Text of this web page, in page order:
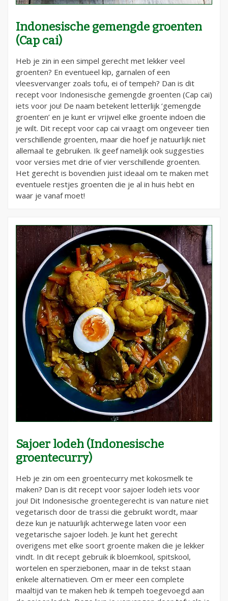
Indonesische gemengde groenten
(Cap cai)
Heb je zin in een simpel gerecht met lekker veel
groenten? En eventueel kip, garnalen of een
vleesvervanger zoals tofu, ei of tempeh? Dan is dit
recept voor Indonesische gemengde groenten (Cap cai)
iets voor jou! De naam betekent letterlijk ‘gemengde
groenten’ en je kunt er vrijwel elke groente indoen die
je wilt. Dit recept voor cap cai vraagt om ongeveer tien
verschillende groenten, maar die hoef je natuurlijk niet
allemaal te gebruiken. Ik geef namelijk ook suggesties
voor versies met drie of vier verschillende groenten.
Het gerecht is bovendien juist ideaal om te maken met
eventuele restjes groenten die je al in huis hebt en
waar je vanaf moet!
Sajoer lodeh (Indonesische
groentecurry)
Heb je zin om een groentecurry met kokosmelk te
maken? Dan is dit recept voor sajoer lodeh iets voor
jou! Dit Indonesische groentegerecht is van nature niet
vegetarisch door de trassi die gebruikt wordt, maar
deze kun je natuurlijk achterwege laten voor een
vegetarische sajoer lodeh. Je kunt het gerecht
overigens met elke soort groente maken die je lekker
vindt. In dit recept gebruik ik bloemkool, spitskool,
wortelen en sperziebonen, maar in de tekst staan
enkele alternatieven. Om er meer een complete
maaltijd van te maken heb ik tempeh toegevoegd aan